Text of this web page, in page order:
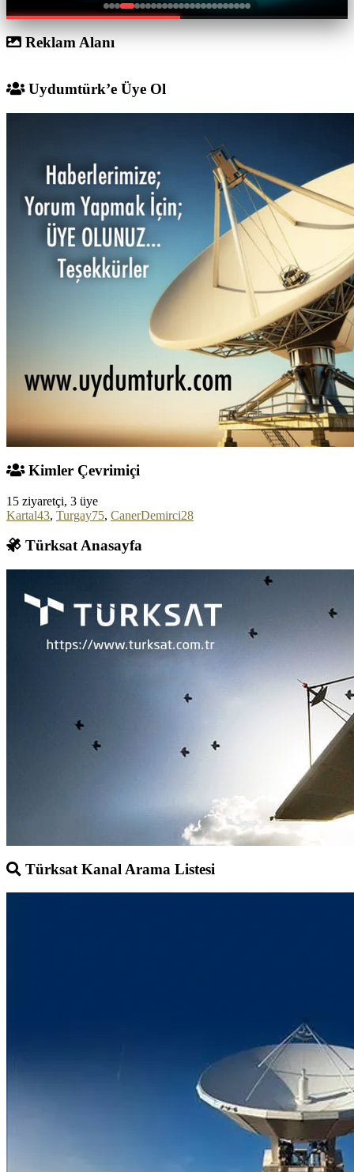
Reklam Alanı
Uydumtürk’e Üye Ol
Kimler Çevrimiçi
15 ziyaretçi, 3 üye
Kartal43, Turgay75, CanerDemirci28
Türksat Anasayfa
Türksat Kanal Arama Listesi